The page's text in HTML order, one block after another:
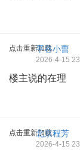
点击重新加载平谷小曹
2026-4-15
楼主说的在理
点击重新加载北京程芳
2026-4-15